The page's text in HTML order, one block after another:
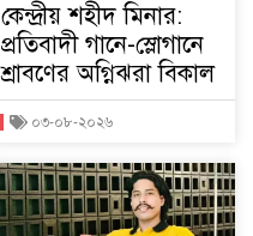
কেন্দ্রীয় শহীদ মিনার:
প্রতিবাদী গানে-স্লোগানে
শ্রাবণের অগ্নিঝরা বিকাল
০৩-০৮-২০২৬